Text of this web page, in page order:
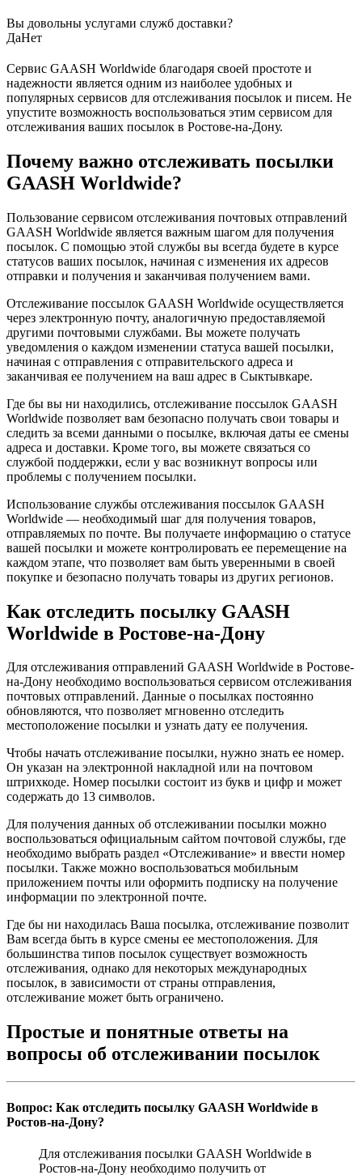
Вы довольны услугами служб доставки?
ДаНет
Сервис GAASH Worldwide благодаря своей простоте и
надежности является одним из наиболее удобных и
популярных сервисов для отслеживания посылок и писем. Не
упустите возможность воспользоваться этим сервисом для
отслеживания ваших посылок в Ростове-на-Дону.
Почему важно отслеживать посылки
GAASH Worldwide?
Пользование сервисом отслеживания почтовых отправлений
GAASH Worldwide является важным шагом для получения
посылок. С помощью этой службы вы всегда будете в курсе
статусов ваших посылок, начиная с изменения их адресов
отправки и получения и заканчивая получением вами.
Отслеживание поссылок GAASH Worldwide осуществляется
через электронную почту, аналогичную предоставляемой
другими почтовыми службами. Вы можете получать
уведомления о каждом изменении статуса вашей посылки,
начиная с отправления с отправительского адреса и
заканчивая ее получением на ваш адрес в Сыктывкаре.
Где бы вы ни находились, отслеживание поссылок GAASH
Worldwide позволяет вам безопасно получать свои товары и
следить за всеми данными о посылке, включая даты ее смены
адреса и доставки. Кроме того, вы можете связаться со
службой поддержки, если у вас возникнут вопросы или
проблемы с получением посылки.
Использование службы отслеживания поссылок GAASH
Worldwide — необходимый шаг для получения товаров,
отправляемых по почте. Вы получаете информацию о статусе
вашей посылки и можете контролировать ее перемещение на
каждом этапе, что позволяет вам быть уверенными в своей
покупке и безопасно получать товары из других регионов.
Как отследить посылку GAASH
Worldwide в Ростове-на-Дону
Для отслеживания отправлений GAASH Worldwide в Ростове-
на-Дону необходимо воспользоваться сервисом отслеживания
почтовых отправлений. Данные о посылках постоянно
обновляются, что позволяет мгновенно отследить
местоположение посылки и узнать дату ее получения.
Чтобы начать отслеживание посылки, нужно знать ее номер.
Он указан на электронной накладной или на почтовом
штрихкоде. Номер посылки состоит из букв и цифр и может
содержать до 13 символов.
Для получения данных об отслеживании посылки можно
воспользоваться официальным сайтом почтовой службы, где
необходимо выбрать раздел «Отслеживание» и ввести номер
посылки. Также можно воспользоваться мобильным
приложением почты или оформить подписку на получение
информации по электронной почте.
Где бы ни находилась Ваша посылка, отслеживание позволит
Вам всегда быть в курсе смены ее местоположения. Для
большинства типов посылок существует возможность
отслеживания, однако для некоторых международных
посылок, в зависимости от страны отправления,
отслеживание может быть ограничено.
Простые и понятные ответы на
вопросы об отслеживании посылок
Вопрос: Как отследить посылку GAASH Worldwide в
Ростов-на-Дону?
Для отслеживания посылки GAASH Worldwide в
Ростов-на-Дону необходимо получить от